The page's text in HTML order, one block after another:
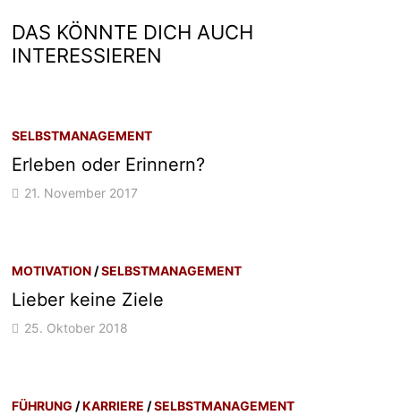
DAS KÖNNTE DICH AUCH
INTERESSIEREN
SELBSTMANAGEMENT
Erleben oder Erinnern?
21. November 2017
MOTIVATION /SELBSTMANAGEMENT
Lieber keine Ziele
25. Oktober 2018
FÜHRUNG /KARRIERE /SELBSTMANAGEMENT